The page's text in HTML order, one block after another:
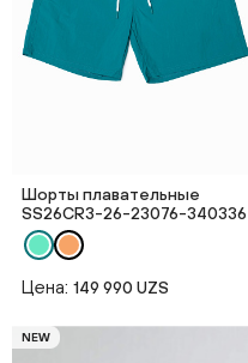
Шорты плавательные
SS26CR3-26-23076-340336
Цена: 149 990 UZS
NEW